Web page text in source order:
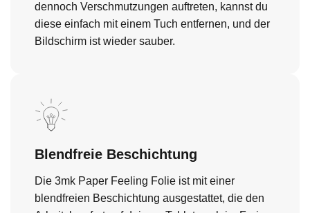
dennoch Verschmutzungen auftreten, kannst du
diese einfach mit einem Tuch entfernen, und der
Bildschirm ist wieder sauber.
Blendfreie Beschichtung
Die 3mk Paper Feeling Folie ist mit einer
blendfreien Beschichtung ausgestattet, die den